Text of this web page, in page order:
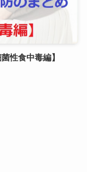
性食中毒編】